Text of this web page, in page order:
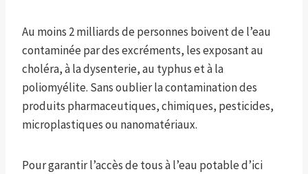
Au moins 2 milliards de personnes boivent de l’eau
contaminée par des excréments, les exposant au
choléra, à la dysenterie, au typhus et à la
poliomyélite. Sans oublier la contamination des
produits pharmaceutiques, chimiques, pesticides,
microplastiques ou nanomatériaux.
Pour garantir l’accès de tous à l’eau potable d’ici